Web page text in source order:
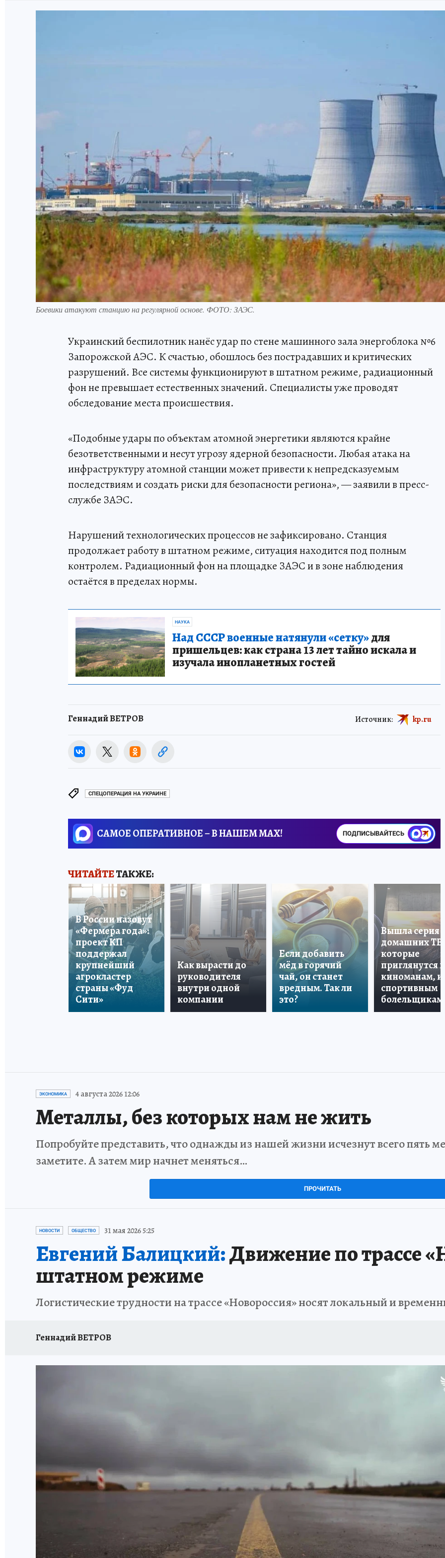
Боевики атакуют станцию на регулярной основе. ФОТО: ЗАЭС.
Украинский беспилотник нанёс удар по стене машинного зала энергоблока №6
Запорожской АЭС. К счастью, обошлось без пострадавших и критических
разрушений. Все системы функционируют в штатном режиме, радиационный
фон не превышает естественных значений. Специалисты уже проводят
обследование места происшествия.
«Подобные удары по объектам атомной энергетики являются крайне
безответственными и несут угрозу ядерной безопасности. Любая атака на
инфраструктуру атомной станции может привести к непредсказуемым
последствиям и создать риски для безопасности региона», — заявили в пресс-
службе ЗАЭС.
Нарушений технологических процессов не зафиксировано. Станция
продолжает работу в штатном режиме, ситуация находится под полным
контролем. Радиационный фон на площадке ЗАЭС и в зоне наблюдения
остаётся в пределах нормы.
НАУКА
Над СССР военные натянули «сетку»для
пришельцев: как страна 13 лет тайно искала и
изучала инопланетных гостей
Геннадий ВЕТРОВ Источник: kp.ru
СПЕЦОПЕРАЦИЯ НА УКРАИНЕ
САМОЕ ОПЕРАТИВНОЕ – В НАШЕМ MAX! ПОДПИСЫВАЙТЕСЬ
ЧИТАЙТЕТАКЖЕ:
В России назовут
«Фермера года»:
проект КП
поддержал
крупнейший
агрокластер
страны «Фуд
Сити»
Как вырасти до
руководителя
внутри одной
компании
Если добавить
мёд в горячий
чай, он станет
вредным. Так ли
это?
Вышла серия
домашних ТВ,
которые
приглянутся и
киноманам, и
спортивным
болельщикам
ЭКОНОМИКА 4 августа 2026 12:06
Металлы, без которых нам не жить
Попробуйте представить, что однажды из нашей жизни исчезнут всего пять
заметите. А затем мир начнет меняться…
ПРОЧИТАТЬ
НОВОСТИ ОБЩЕСТВО 31 мая 2026 5:25
Евгений Балицкий:Движение по трассе
штатном режиме
Логистические трудности на трассе «Новороссия» носят локальный и
Геннадий ВЕТРОВ